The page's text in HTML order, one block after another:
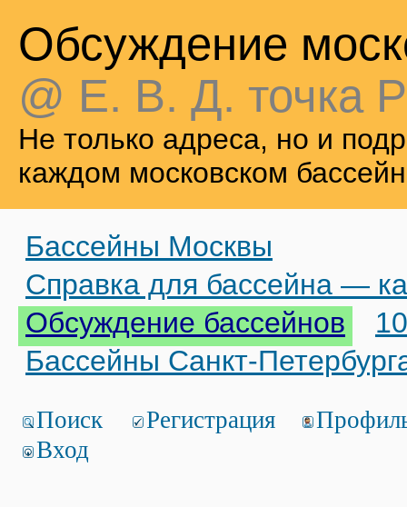
Обсуждение
@ Е. В. Д. точка
Не только адреса, но и
каждом московском
Бассейны Москвы
Справка для бассейна —
Обсуждение бассейнов
Бассейны Санкт-
Поиск Регистрация
Вход